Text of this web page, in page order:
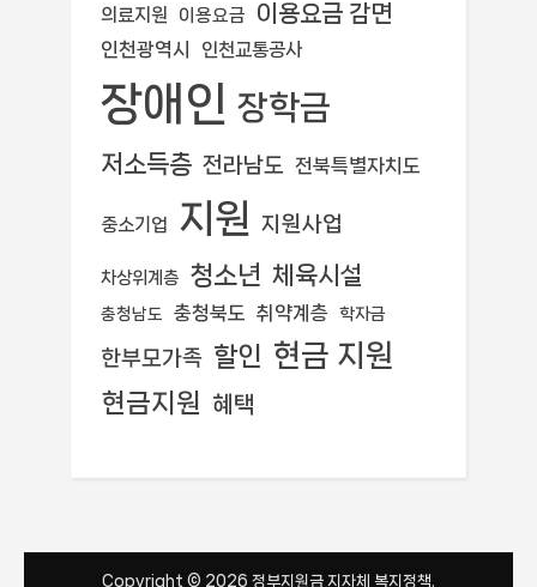
의료지원 이용요금 이용요금 감면
인천광역시 인천교통공사
장애인 장학금
저소득층 전라남도 전북특별자치도
중소기업 지원 지원사업
차상위계층 청소년 체육시설
충청남도 충청북도 취약계층 학자금
한부모가족 할인 현금 지원
현금지원 혜택
Copyright © 2026 정부지원금 지자체 복지정책.